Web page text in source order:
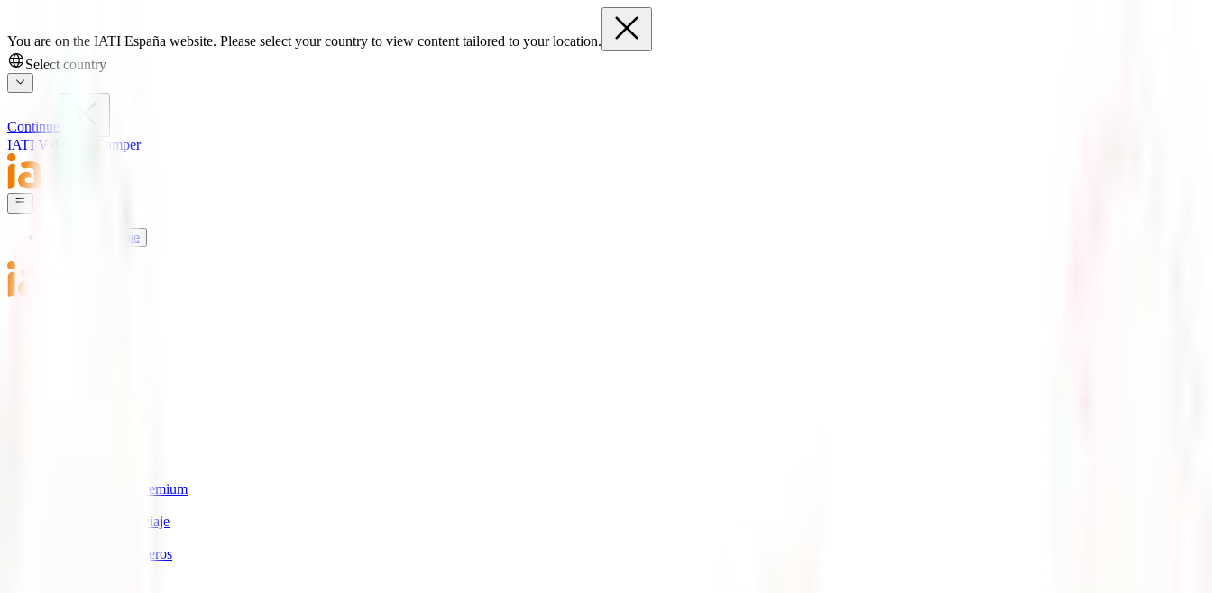
You are on the IATI España website. Please select your country to view content tailored to your location.
Select country
Continue
IATI Vida
IATI Camper
Seguros de Viaje
IATI Anulación Premium
IATI Anual Multiviaje
IATI Grandes Viajeros